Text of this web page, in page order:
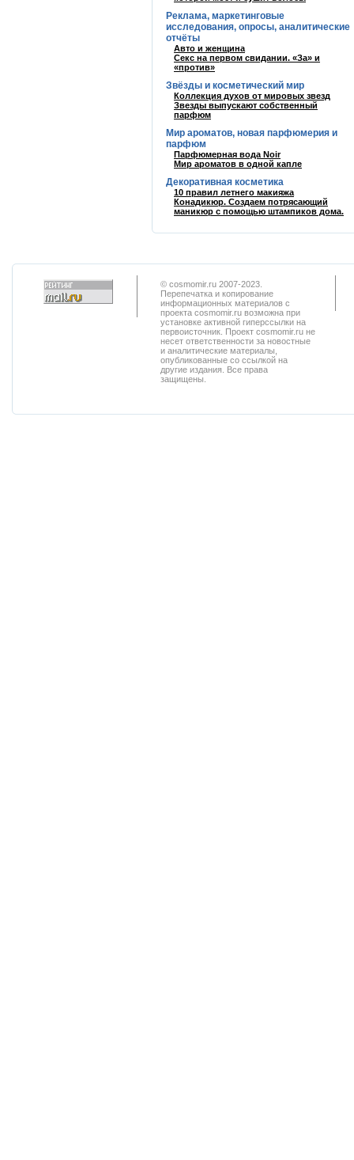
Реклама, маркетинговые
исследования, опросы, аналитические
отчёты
Авто и женщина
Секс на первом свидании. «За» и
«против»
Звёзды и косметический мир
Коллекция духов от мировых звезд
Звезды выпускают собственный
парфюм
Мир ароматов, новая парфюмерия и
парфюм
Парфюмерная вода Noir
Мир ароматов в одной капле
Декоративная косметика
10 правил летнего макияжа
Конадикюр. Создаем потрясающий
маникюр с помощью штампиков дома.
© cosmomir.ru 2007-2023.
Перепечатка и копирование
информационных материалов с
проекта cosmomir.ru возможна при
установке активной гиперссылки на
первоисточник. Проект cosmomir.ru не
несет ответственности за новостные
и аналитические материалы,
опубликованные со ссылкой на
другие издания. Все права
защищены.